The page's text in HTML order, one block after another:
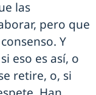
las
pero que
Y
eso es así, o
retire, o, si